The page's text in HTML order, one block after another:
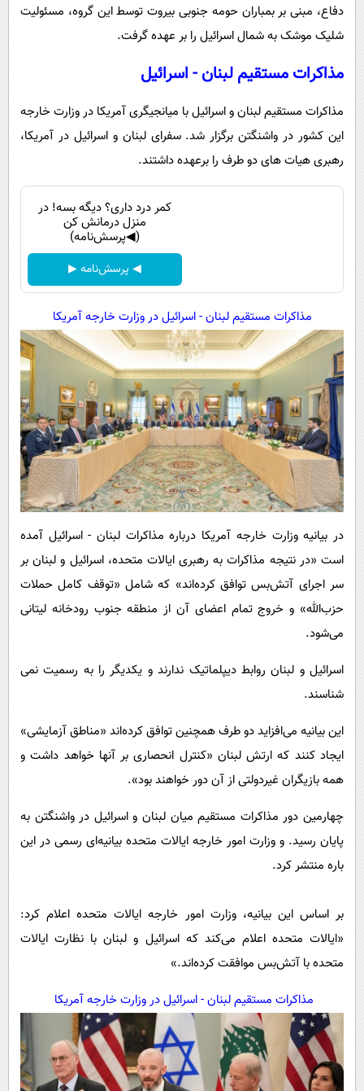
دفاع، مبنی بر بمباران حومه جنوبی بیروت توسط این گروه، مسئولیت
شلیک موشک به شمال اسرائیل را بر عهده گرفت.
مذاکرات مستقیم لبنان - اسرائیل
مذاکرات مستقیم لبنان و اسرائیل با میانجیگری آمریکا در وزارت خارجه
این کشور در واشنگتن برگزار شد. سفرای لبنان و اسرائیل در آمریکا،
رهبری هیات های دو طرف را برعهده داشتند.
کمر درد داری؟ دیگه بسه! در
منزل درمانش کن
(◀پرسش‌نامه)
◀ پرسش‌نامه ▶
مذاکرات مستقیم لبنان - اسرائیل در وزارت خارجه آمریکا
در بیانیه وزارت خارجه آمریکا درباره مذاکرات لبنان - اسرائیل آمده
است «در نتیجه مذاکرات به رهبری ایالات متحده، اسرائیل و لبنان بر
سر اجرای آتش‌بس توافق کرده‌اند» که شامل «توقف کامل حملات
حزب‌الله» و خروج تمام اعضای آن از منطقه جنوب رودخانه لیتانی
می‌شود.
اسرائیل و لبنان روابط دیپلماتیک ندارند و یکدیگر را به رسمیت نمی
شناسند.
این بیانیه می‌افزاید دو طرف همچنین توافق کرده‌اند «مناطق آزمایشی»
ایجاد کنند که ارتش لبنان «کنترل انحصاری بر آنها خواهد داشت و
همه بازیگران غیردولتی از آن دور خواهند بود».
چهارمین دور مذاکرات مستقیم میان لبنان و اسرائیل در واشنگتن به
پایان رسید. و وزارت امور خارجه ایالات متحده بیانیه‌ای رسمی در این
باره منتشر کرد.
بر اساس این بیانیه، وزارت امور خارجه ایالات متحده اعلام کرد:
«ایالات متحده اعلام می‌کند که اسرائیل و لبنان با نظارت ایالات
متحده با آتش‌بس موافقت کرده‌اند.»
مذاکرات مستقیم لبنان - اسرائیل در وزارت خارجه آمریکا